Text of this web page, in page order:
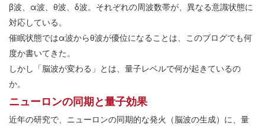
β波、α波、θ波、δ波。それぞれの周波数帯が、異なる意識状態に
対応している。
催眠状態ではα波からθ波が優位になることは、このブログでも何
度か書いてきた。
しかし「脳波が変わる」とは、量子レベルで何が起きているの
か。
ニューロンの同期と量子効果
近年の研究で、ニューロンの同期的な発火（脳波の生成）に、量